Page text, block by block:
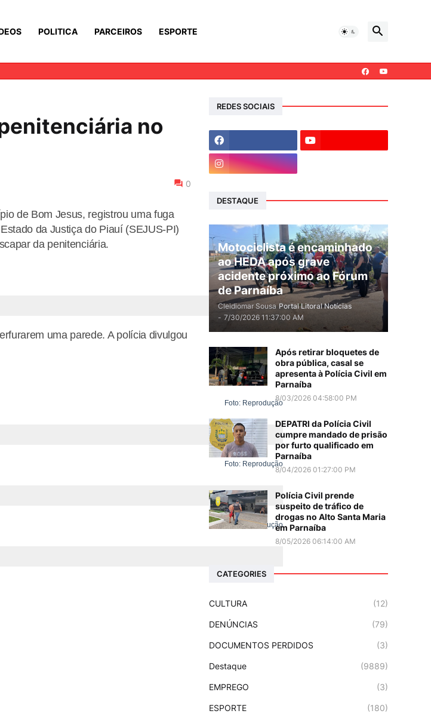
POLITICA PARCEIROS ESPORTE
no
0
de Bom Jesus, registrou uma fuga
da Justiça do Piauí (SEJUS-PI)
da penitenciária.
Foto: Reprodução
uma parede. A polícia divulgou
Foto: Reprodução
Foto: Reprodução
Foto: Reprodução
REDES SOCIAIS
DESTAQUE
Motociclista é encaminhado
ao HEDA após grave
acidente próximo ao Fórum
de Parnaíba
Cleidiomar Sousa Portal Litoral Notícias
- 7/30/2026 11:37:00 AM
Após retirar bloquetes de
obra pública, casal se
apresenta à Polícia Civil em
Parnaíba
8/03/2026 04:58:00 PM
DEPATRI da Polícia Civil
cumpre mandado de prisão
por furto qualificado em
Parnaíba
8/04/2026 01:27:00 PM
Polícia Civil prende
suspeito de tráfico de
drogas no Alto Santa Maria
em Parnaíba
8/05/2026 06:14:00 AM
CATEGORIES
CULTURA (12)
DENÚNCIAS (79)
DOCUMENTOS PERDIDOS (3)
Destaque (9889)
EMPREGO (3)
ESPORTE (180)